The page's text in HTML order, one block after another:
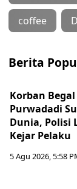
coffee
Berita
Korban
Purwadadi
Dunia, Polisi
Kejar Pelaku
5 Agu 2026, 5:58